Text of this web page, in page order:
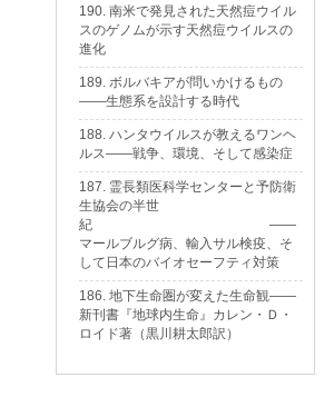
190. 南米で発見された天然痘ウイル
スのゲノムが示す天然痘ウイルスの
進化
189. ボルバキアが問いかけるもの
——生態系を設計する時代
188. ハンタウイルスが教えるワンヘ
ルス——戦争、環境、そして感染症
187. 霊長類医科学センターと予防衛
生協会の半世
紀 ——
マールブルグ病、輸入サル検疫、そ
して日本のバイオセーフティ対策
186. 地下生命圏が変えた生命観——
新刊書『地球内生命』カレン・Ｄ・
ロイド著（黒川耕太郎訳）